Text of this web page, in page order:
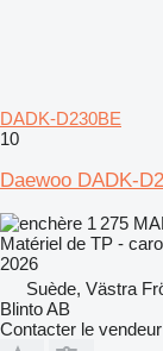
DADK-D230BE
10
Daewoo DADK-
1 275
Matériel de TP -
2026
Suède, Västra
Blinto AB
Contacter le vendeur